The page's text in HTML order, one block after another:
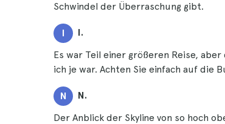
Schwindel der Überraschung gibt.
I I.
Es war Teil einer größeren Reise,
ich je war. Achten Sie einfach auf die
N N.
Der Anblick der Skyline von so hoch